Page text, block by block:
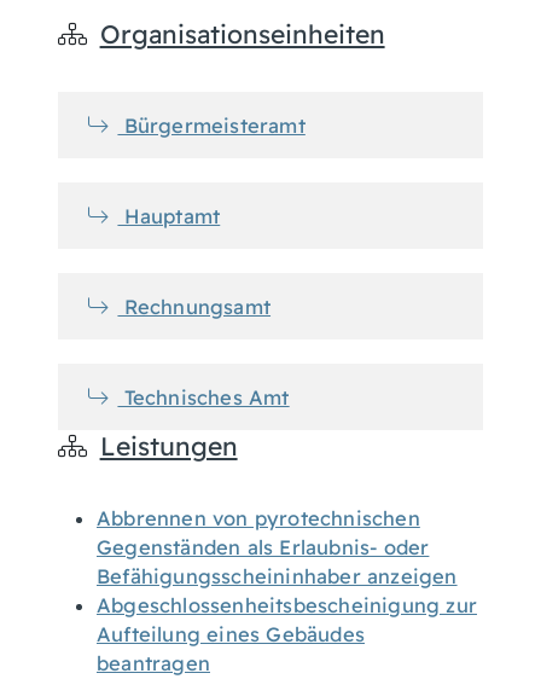
Organisationseinheiten
Bürgermeisteramt
Hauptamt
Rechnungsamt
Technisches Amt
Leistungen
Abbrennen von pyrotechnischen
Gegenständen als Erlaubnis- oder
Befähigungsscheininhaber anzeigen
Abgeschlossenheitsbescheinigung zur
Aufteilung eines Gebäudes
beantragen